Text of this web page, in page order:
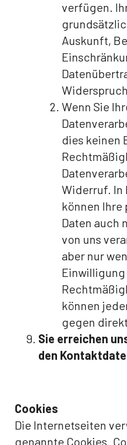
verfügen.
Auskunft,
Wenn Sie
dies keinen
Widerruf. In
können Ihre
Daten auch
von uns
aber nur
können
gegen
Sie erreichen
den
Cookies
Die Internetseiten
genannte Cookies.